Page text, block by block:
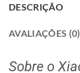
DESCRIÇÃO
AVALIAÇÕES (0)
Sobre o